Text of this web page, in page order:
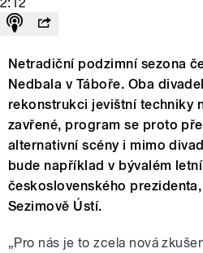
Netradiční podzimní sezona
Nedbala v Táboře. Oba
rekonstrukci jevištní techniky
zavřené, program se proto
alternativní scény i mimo
bude například v bývalém
československého
Sezimově Ústí.
„Pro nás je to zcela nová